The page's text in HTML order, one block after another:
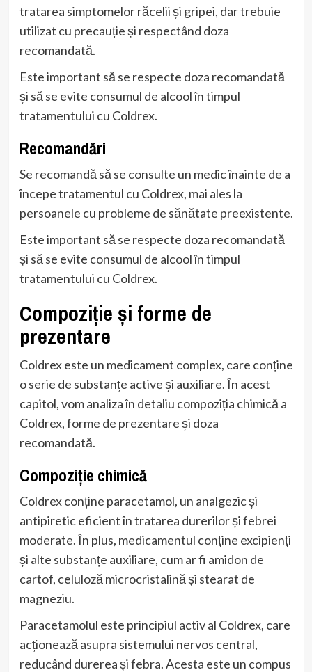
tratarea simptomelor răcelii și gripei, dar trebuie
utilizat cu precauție și respectând doza
recomandată.
Este important să se respecte doza recomandată
și să se evite consumul de alcool în timpul
tratamentului cu Coldrex.
Recomandări
Se recomandă să se consulte un medic înainte de a
începe tratamentul cu Coldrex, mai ales la
persoanele cu probleme de sănătate preexistente.
Este important să se respecte doza recomandată
și să se evite consumul de alcool în timpul
tratamentului cu Coldrex.
Compoziție și forme de
prezentare
Coldrex este un medicament complex, care conține
o serie de substanțe active și auxiliare. În acest
capitol, vom analiza în detaliu compoziția chimică a
Coldrex, forme de prezentare și doza
recomandată.
Compoziție chimică
Coldrex conține paracetamol, un analgezic și
antipiretic eficient în tratarea durerilor și febrei
moderate. În plus, medicamentul conține excipienți
și alte substanțe auxiliare, cum ar fi amidon de
cartof, celuloză microcristalină și stearat de
magneziu.
Paracetamolul este principiul activ al Coldrex, care
acționează asupra sistemului nervos central,
reducând durerea și febra. Acesta este un compus